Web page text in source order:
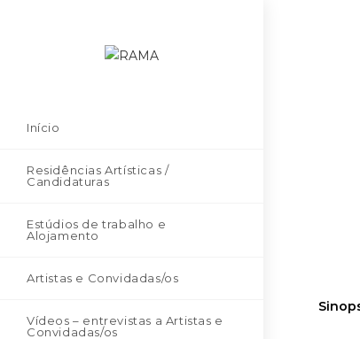
Início
Residências Artísticas /
Candidaturas
Estúdios de trabalho e
Alojamento
Artistas e Convidadas/os
Vídeos – entrevistas a Artistas e
Convidadas/os